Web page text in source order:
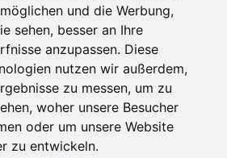
und die Werbung,
sehen, besser an Ihre
anzupassen. Diese
nutzen wir außerdem,
zu messen, um zu
woher unsere Besucher
oder um unsere Website
zu entwickeln.
Business Partners
Investors
Media
Facebook